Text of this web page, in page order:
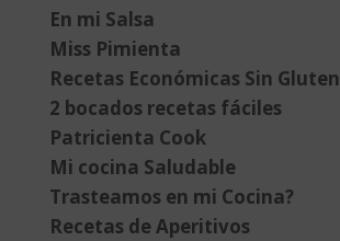
En mi Salsa
Miss Pimienta
Recetas Económicas Sin Gluten
2 bocados recetas fáciles
Patricienta Cook
Mi cocina Saludable
Trasteamos en mi Cocina?
Recetas de Aperitivos